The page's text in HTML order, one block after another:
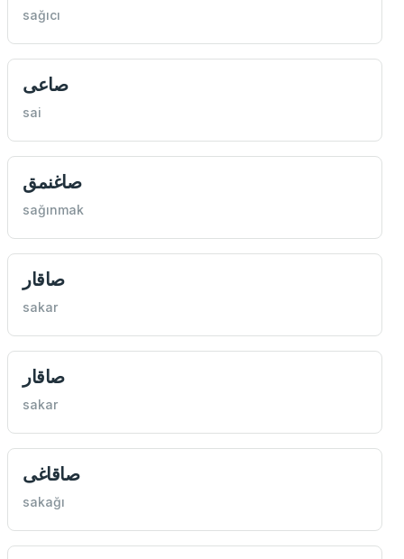
sağıcı
صاعی
sai
صاغنمق
sağınmak
صاقار
sakar
صاقار
sakar
صاقاغی
sakağı